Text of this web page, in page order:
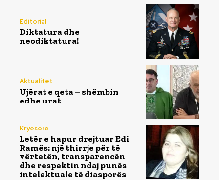
Editorial
Diktatura dhe
neodiktatura!
Aktualitet
Ujërat e qeta – shëmbin
edhe urat
Kryesore
Letër e hapur drejtuar Edi
Ramës: një thirrje për të
vërtetën, transparencën
dhe respektin ndaj punës
intelektuale të diasporës